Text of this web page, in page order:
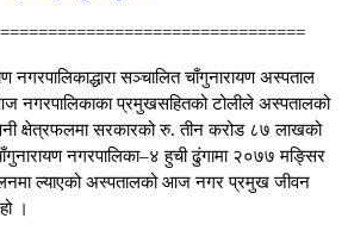
सञ्चालित चाँगुनारायण अस्पताल
नगरपालिकाका प्रमुखसहितको टोलीले अस्पतालको
क्षेत्रफलमा सरकारको रु. तीन करोड ८७ लाखको
नगरपालिका–४ हुची ढुंगामा २०७७ मङ्सिर
ल्याएको अस्पतालको आज नगर प्रमुख जीवन
।